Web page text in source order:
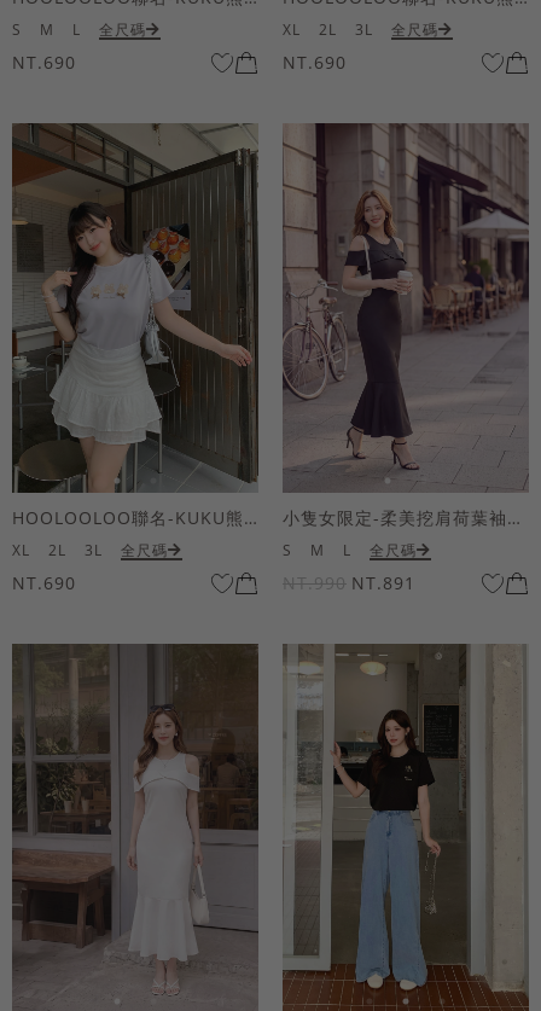
S M L 全尺碼
NT.690
XL 2L 3L 全尺碼
NT.690
HOOLOOLOO聯名-KUKU熊蝴蝶結短袖上衣
XL 2L 3L 全尺碼
NT.690
小隻女限定-柔美挖肩荷葉袖魚尾長洋裝
S M L 全尺碼
NT.990 NT.891